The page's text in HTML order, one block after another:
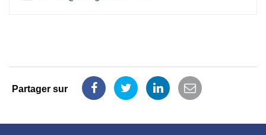
Partager sur
PartagerPartagerPartagerPartager